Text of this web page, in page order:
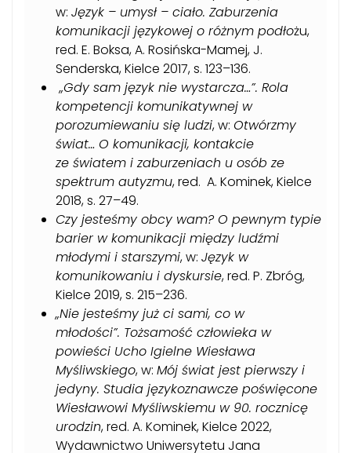
w: Język – umysł – ciało. Zaburzenia
komunikacji językowej o różnym podłożu,
red. E. Boksa, A. Rosińska-Mamej, J.
Senderska, Kielce 2017, s. 123–136.
„Gdy sam język nie wystarcza…”. Rola
kompetencji komunikatywnej w
porozumiewaniu się ludzi, w: Otwórzmy
świat… O komunikacji, kontakcie
ze światem i zaburzeniach u osób ze
spektrum autyzmu, red. A. Kominek, Kielce
2018, s. 27–49.
Czy jesteśmy obcy wam? O pewnym typie
barier w komunikacji między ludźmi
młodymi i starszymi, w: Język w
komunikowaniu i dyskursie, red. P. Zbróg,
Kielce 2019, s. 215–236.
„Nie jesteśmy już ci sami, co w
młodości”. Tożsamość człowieka w
powieści Ucho Igielne Wiesława
Myśliwskiego, w: Mój świat jest pierwszy i
jedyny. Studia językoznawcze poświęcone
Wiesławowi Myśliwskiemu w 90. rocznicę
urodzin, red. A. Kominek, Kielce 2022,
Wydawnictwo Uniwersytetu Jana